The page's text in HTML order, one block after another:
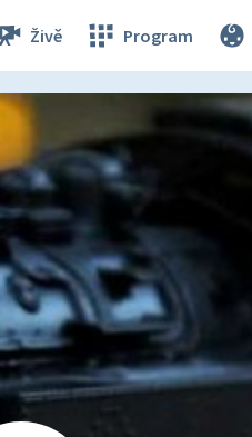
Živě Program